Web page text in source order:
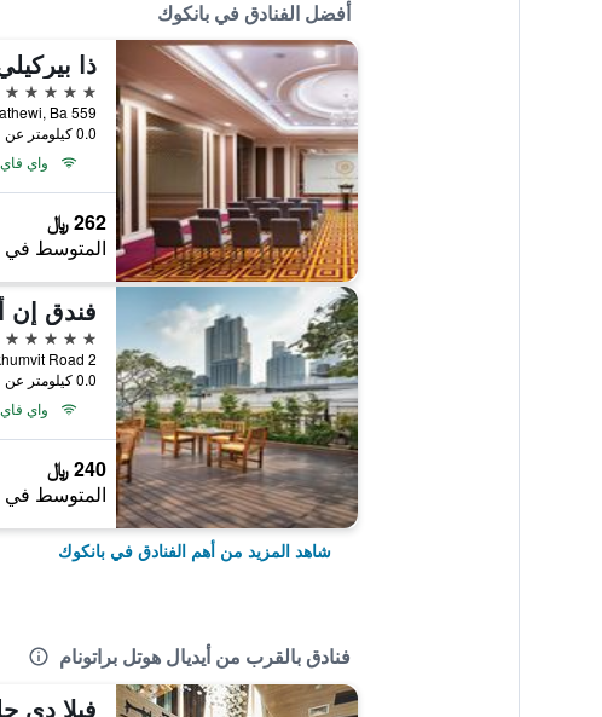
أفضل الفنادق في بانكوك
ذا
5 نجوم
0.0 كيلومتر عن وسط المدينة
واي
262 ﷼
المتوسط في
5 نجوم
2 Soi 5 Sukhumvit Road, بانكوك, تايلاند
0.0 كيلومتر عن وسط المدينة
واي
240 ﷼
المتوسط في
شاهد المزيد من أهم الفنادق في بانكوك
فنادق بالقرب من أيديال هوتل براتونام
فيلا دي